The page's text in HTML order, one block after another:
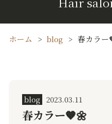
ホーム blog 春カラー
blog 2023.03.11
春カラー🧡🌼